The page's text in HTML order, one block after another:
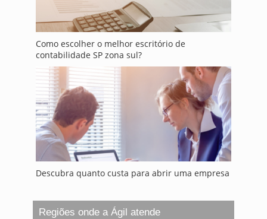
Como escolher o melhor escritório de
contabilidade SP zona sul?
Descubra quanto custa para abrir uma empresa
Regiões onde a Ágil atende